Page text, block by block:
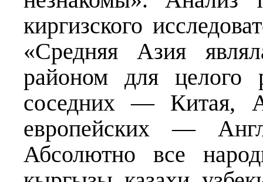
киргизского
«Средняя Азия
районом для целого
соседних — Китая,
европейских —
Абсолютно все